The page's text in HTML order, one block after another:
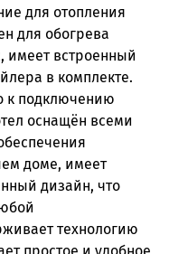
для отопления
для обогрева
встроенный
в комплекте.
к подключению
оснащён всеми
доме, имеет
дизайн, что
технологию